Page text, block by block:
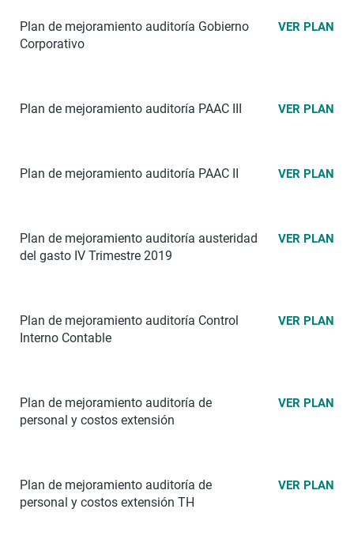
Plan de mejoramiento auditoría Gobierno
Corporativo
VER PLAN
Plan de mejoramiento auditoría PAAC III VER PLAN
Plan de mejoramiento auditoría PAAC II VER PLAN
Plan de mejoramiento auditoría austeridad
del gasto IV Trimestre 2019
VER PLAN
Plan de mejoramiento auditoría Control
Interno Contable
VER PLAN
Plan de mejoramiento auditoría de
personal y costos extensión
VER PLAN
Plan de mejoramiento auditoría de
personal y costos extensión TH
VER PLAN